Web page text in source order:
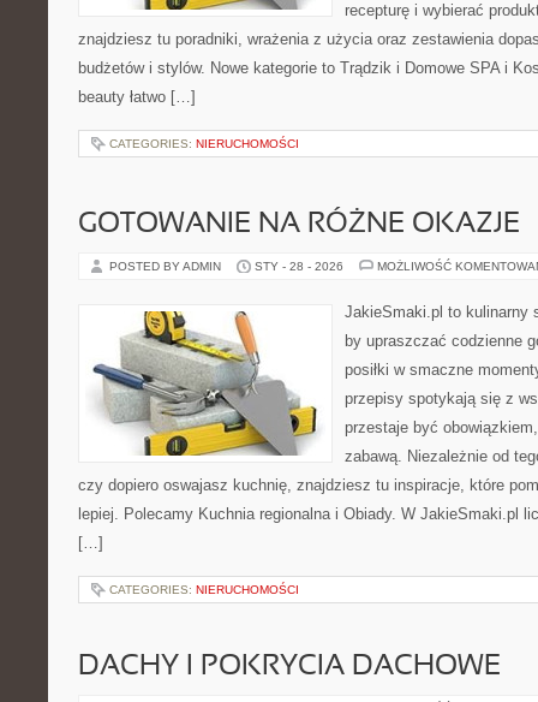
recepturę i wybierać
znajdziesz tu poradniki, wrażenia z użycia oraz zestawienia
budżetów i stylów. Nowe kategorie to Trądzik i Domowe SPA i
beauty łatwo […]
CATEGORIES: NIERUCHOMOŚCI
GOTOWANIE NA RÓŻNE OKAZJE
POSTED BY ADMIN STY - 28 - 2026 MOŻLIWOŚĆ
JakieSmaki.pl to kulinarny
by upraszczać codzienne
posiłki w smaczne
przepisy spotykają się z
przestaje być
zabawą. Niezależnie od
czy dopiero oswajasz kuchnię, znajdziesz tu inspiracje, które
lepiej. Polecamy Kuchnia regionalna i Obiady. W JakieSmaki.pl
[…]
CATEGORIES: NIERUCHOMOŚCI
DACHY I POKRYCIA DACHOWE